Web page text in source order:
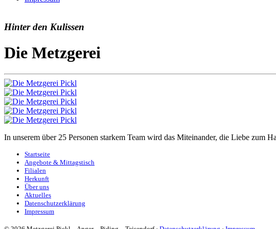
Hinter den Kulissen
Die Metzgerei
In unserem über 25 Personen starkem Team wird das Miteinander, die Liebe zum
Startseite
Angebote & Mittagstisch
Filialen
Herkunft
Über uns
Aktuelles
Datenschutzerklärung
Impressum